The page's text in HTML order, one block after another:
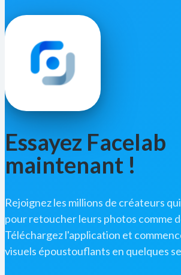
Essayez Facelab
maintenant !
Rejoignez les millions de créateurs
pour retoucher leurs photos comme
Téléchargez l'application et
visuels époustouflants en quelques